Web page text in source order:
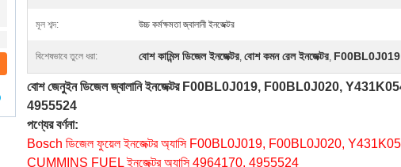
মূল শব্দ: উচ্চ কর্মক্ষমতা জ্বালানী ইনজেক্টর
বিশেষভাবে তুলে ধরা: বোশ কামিন্স ডিজেল ইনজেক্টর, বোশ কমন রেল ইনজেক্টর, F00BL0J019
বোশ জেনুইন ডিজেল জ্বালানি ইনজেক্টর F00BL0J019, F00BL0J020,
4955524
পণ্যের বর্ণনা:
Bosch ডিজেল ফুয়েল ইনজেক্টর অ্যাসি F00BL0J019, F00BL0J020,
CUMMINS FUEL ইনজেক্টর অ্যাসি 4964170, 4955524